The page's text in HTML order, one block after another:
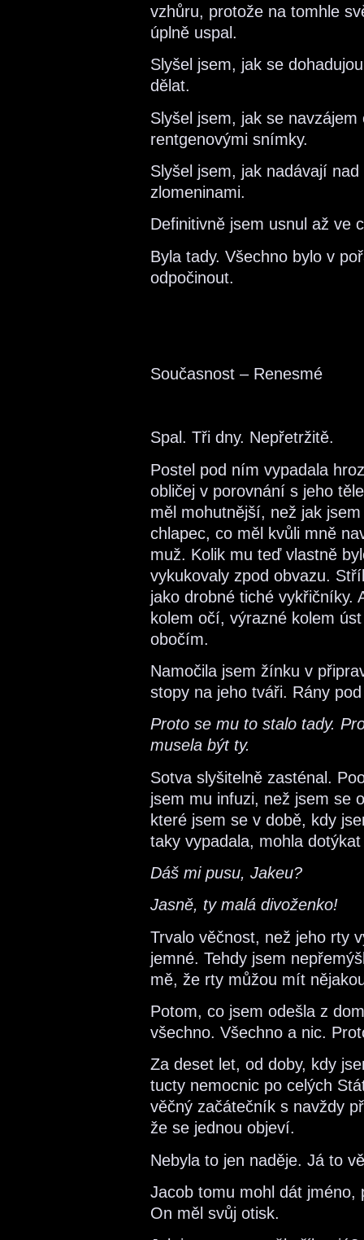
vzhůru, protože na tomhle
úplně uspal.
Slyšel jsem, jak se
dělat.
Slyšel jsem, jak se
rentgenovými snímky.
Slyšel jsem, jak nadávají
zlomeninami.
Definitivně jsem usnul až ve
Byla tady. Všechno bylo v
odpočinout.
Současnost – Renesmé
Spal. Tři dny. Nepřetržitě.
Postel pod ním vypadala
obličej v porovnání s jeho
měl mohutnější, než jak
chlapec, co měl kvůli mně
muž. Kolik mu teď vlastně
vykukovaly zpod obvazu.
jako drobné tiché
kolem očí, výrazné kolem
obočím.
Namočila jsem žínku v
stopy na jeho tváři. Rány
Proto se mu to stalo tady.
musela být ty.
Sotva slyšitelně zasténal.
jsem mu infuzi, než jsem se
které jsem se v době, kdy
taky vypadala, mohla
Dáš mi pusu, Jakeu?
Jasně, ty malá divoženko!
Trvalo věčnost, než jeho rty
jemné. Tehdy jsem
mě, že rty můžou mít
Potom, co jsem odešla z
všechno. Všechno a nic.
Za deset let, od doby, kdy
tucty nemocnic po celých
věčný začátečník s navždy
že se jednou objeví.
Nebyla to jen naděje. Já to
Jacob tomu mohl dát
On měl svůj otisk.